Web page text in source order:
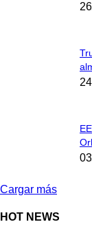
Cargar más
HOT NEWS